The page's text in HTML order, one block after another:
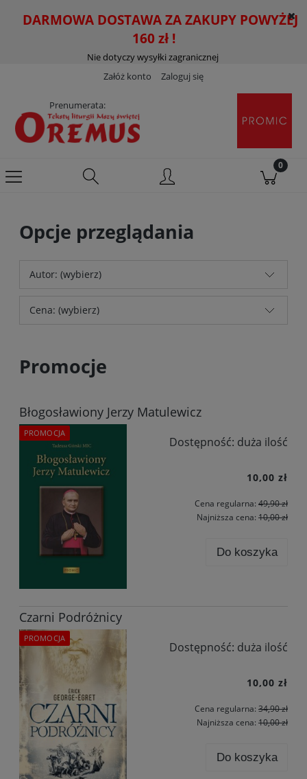
DARMOWA DOSTAWA ZA ZAKUPY POWYŻEJ
160 zł !
Nie dotyczy wysyłki zagranicznej
Załóż konto
Zaloguj się
Prenumerata:
Opcje przeglądania
Autor: (wybierz)
Cena: (wybierz)
Promocje
Błogosławiony Jerzy Matulewicz
Dostępność: duża ilość
10,00 zł
Cena regularna: 49,90 zł
Najniższa cena: 10,00 zł
Do koszyka
PROMOCJA
Czarni Podróżnicy
Dostępność: duża ilość
10,00 zł
Cena regularna: 34,90 zł
Najniższa cena: 10,00 zł
Do koszyka
PROMOCJA